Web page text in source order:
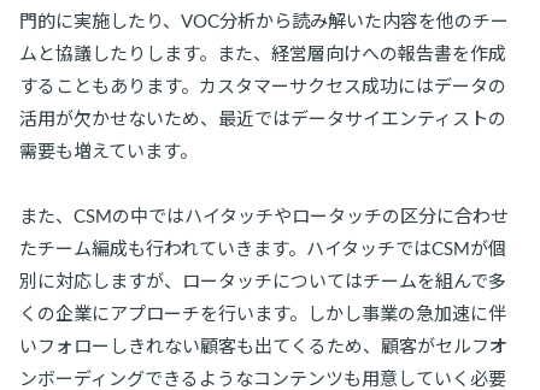
門的に実施したり、VOC分析から読み解いた内容を他のチー
ムと協議したりします。また、経営層向けへの報告書を作成
することもあります。カスタマーサクセス成功にはデータの
活用が欠かせないため、最近ではデータサイエンティストの
需要も増えています。
また、CSMの中ではハイタッチやロータッチの区分に合わせ
たチーム編成も行われていきます。ハイタッチではCSMが個
別に対応しますが、ロータッチについてはチームを組んで多
くの企業にアプローチを行います。しかし事業の急加速に伴
いフォローしきれない顧客も出てくるため、顧客がセルフオ
ンボーディングできるようなコンテンツも用意していく必要